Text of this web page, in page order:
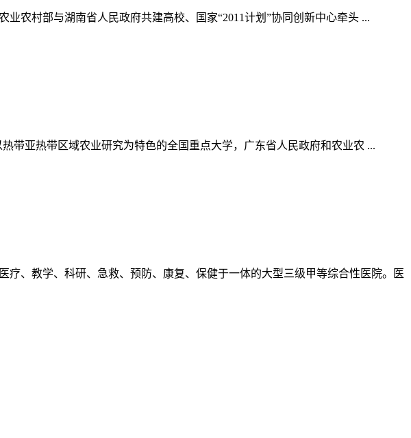
农村部与湖南省人民政府共建高校、国家“2011计划”协同创新中心牵头 ...
带亚热带区域农业研究为特色的全国重点大学，广东省人民政府和农业农 ...
疗、教学、科研、急救、预防、康复、保健于一体的大型三级甲等综合性医院。医